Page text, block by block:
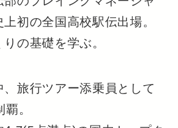
初の全国高校駅伝出場。
の基礎を学ぶ。
旅行ツアー添乗員として
。